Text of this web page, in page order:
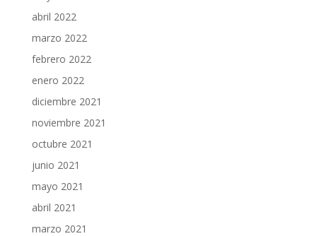
abril 2022
marzo 2022
febrero 2022
enero 2022
diciembre 2021
noviembre 2021
octubre 2021
junio 2021
mayo 2021
abril 2021
marzo 2021